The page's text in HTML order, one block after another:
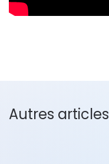
Autres articles